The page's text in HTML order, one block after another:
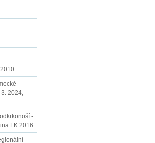
2024,
-
LK 2016